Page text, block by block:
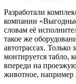
Разработали
компании
словам её
такое же
автотрассах. Только
монтируется табло,
впереди на
животное, например